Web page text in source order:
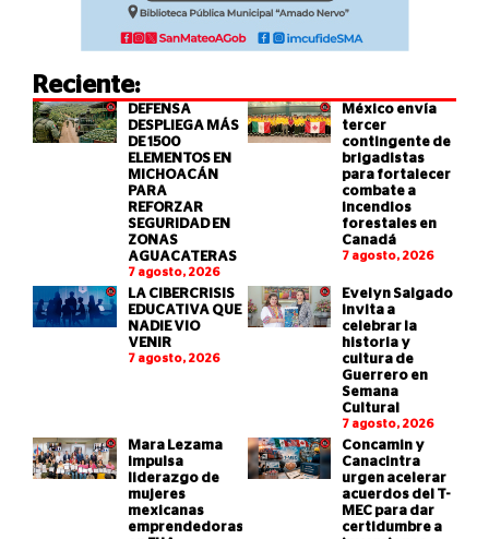
Reciente:
DEFENSA
DESPLIEGA MÁS
DE 1500
ELEMENTOS EN
MICHOACÁN
PARA
REFORZAR
SEGURIDAD EN
ZONAS
AGUACATERAS
7 agosto, 2026
México envía
tercer
contingente de
brigadistas
para fortalecer
combate a
incendios
forestales en
Canadá
7 agosto, 2026
LA CIBERCRISIS
EDUCATIVA QUE
NADIE VIO
VENIR
7 agosto, 2026
Evelyn Salgado
invita a
celebrar la
historia y
cultura de
Guerrero en
Semana
Cultural
7 agosto, 2026
Mara Lezama
impulsa
liderazgo de
mujeres
mexicanas
emprendedoras
Concamin y
Canacintra
urgen acelerar
acuerdos del T-
MEC para dar
certidumbre a